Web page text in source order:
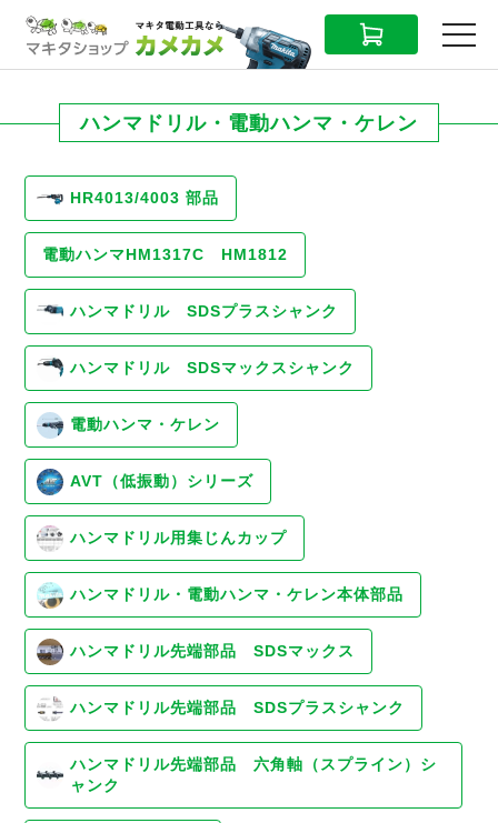
CART MENU
ハンマドリル・電動ハンマ・ケレン
HR4013/4003 部品
電動ハンマHM1317C HM1812
ハンマドリル SDSプラスシャンク
ハンマドリル SDSマックスシャンク
電動ハンマ・ケレン
AVT（低振動）シリーズ
ハンマドリル用集じんカップ
ハンマドリル・電動ハンマ・ケレン本体部品
ハンマドリル先端部品 SDSマックス
ハンマドリル先端部品 SDSプラスシャンク
ハンマドリル先端部品 六角軸（スプライン）シ
ャンク